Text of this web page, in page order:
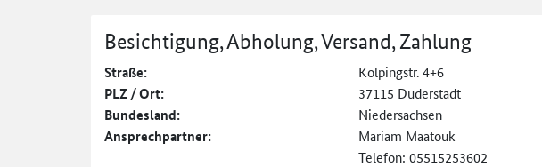
Besichtigung, Abholung, Versand, Zahlung
Straße: Kolpingstr. 4+6
PLZ / Ort: 37115 Duderstadt
Bundesland: Niedersachsen
Ansprechpartner:
Mariam Maatouk
Telefon: 05515253602